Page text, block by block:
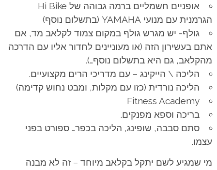
אופניים חשמליים ברמה גבוהה של Hi Bike
הגרמנית עם מנועי YAMAHA (בתשלום נוסף)
גולף- יש מגרש גולף במקום צמוד לקלאב מד, אם
אתם בעשירון הזה (או מעוניינים לחדור אליו עם הדרכה
מהקלאב, גם היא בתשלום נוסף…).
הליכה \ הייקינג – עם מדריכי הרים מקצועיים.
הליכה נורדית (כזו עם מקלות, ומבט נחוש קדימה)
Fitness Academy
בריכה וספא מפנקים.
סתם סבבה, שופינג, הליכה בכפר… ספורט בפני
עצמו.
מי שמגיע לשם יתקל בקלאב מיוחד – זה לא מבנה